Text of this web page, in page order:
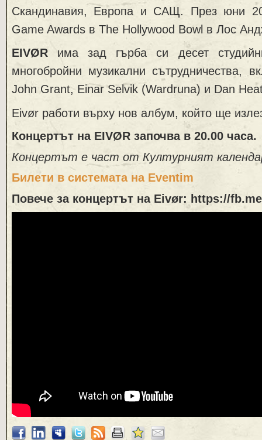
Скандинавия, Европа и САЩ. През юни
Game Awards в The Hollywood Bowl в Лос
EIVØR има зад гърба си десет
многобройни музикални сътрудничества,
John Grant, Einar Selvik (Wardruna) и Dan
Eivør работи върху нов албум, който ще
Концертът на EIVØR започва в 20.00 часа.
Концертът е част от Културният
Билети в системата на Eventim
Повече за концертът на Eivør: https://